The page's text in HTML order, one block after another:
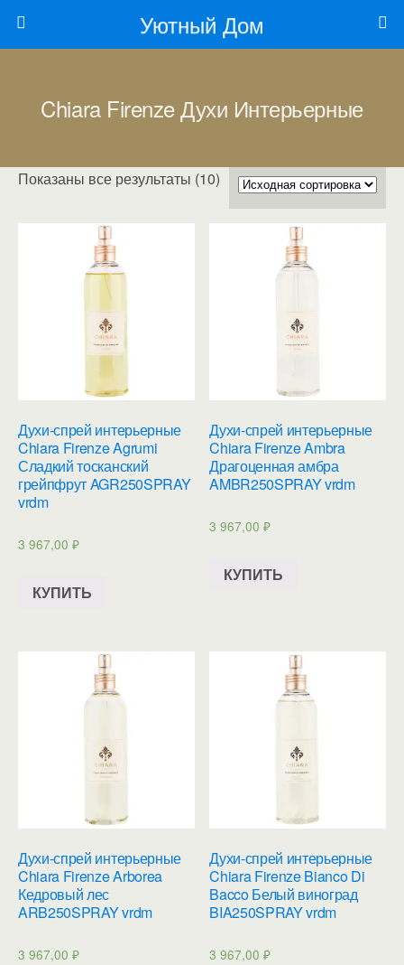
Уютный Дом
Chiara Firenze Духи Интерьерные
Показаны все результаты (10)
Духи-спрей интерьерные
Chiara Firenze Agrumi
Сладкий тосканский
грейпфрут AGR250SPRAY
vrdm
3 967,00 ₽
КУПИТЬ
Духи-спрей интерьерные
Chiara Firenze Ambra
Драгоценная амбра
AMBR250SPRAY vrdm
3 967,00₽
КУПИТЬ
Духи-спрей интерьерные
Chiara Firenze Arborea
Кедровый лес
ARB250SPRAY vrdm
3 967,00 ₽
Духи-спрей интерьерные
Chiara Firenze Bianco Di
Bacco Белый виноград
BIA250SPRAY vrdm
3 967,00₽